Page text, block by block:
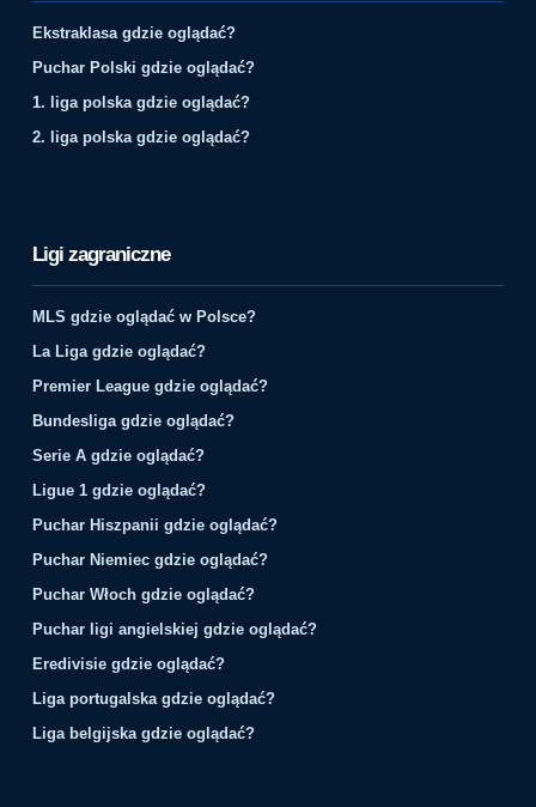
Ekstraklasa gdzie oglądać?
Puchar Polski gdzie oglądać?
1. liga polska gdzie oglądać?
2. liga polska gdzie oglądać?
Ligi zagraniczne
MLS gdzie oglądać w Polsce?
La Liga gdzie oglądać?
Premier League gdzie oglądać?
Bundesliga gdzie oglądać?
Serie A gdzie oglądać?
Ligue 1 gdzie oglądać?
Puchar Hiszpanii gdzie oglądać?
Puchar Niemiec gdzie oglądać?
Puchar Włoch gdzie oglądać?
Puchar ligi angielskiej gdzie oglądać?
Eredivisie gdzie oglądać?
Liga portugalska gdzie oglądać?
Liga belgijska gdzie oglądać?